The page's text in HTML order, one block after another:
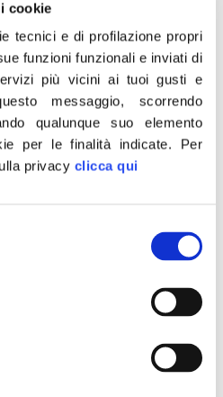
cookie
tecnici e di profilazione propri
funzioni funzionali e inviati di
più vicini ai tuoi gusti e
messaggio, scorrendo
qualunque suo elemento
per le finalità indicate. Per
privacy clicca qui
incendi e
assessori regionali
Saccardi per porre
del sottobosco della
situazione che ho
montagna pistoiese. Un video
lancia l’allarme
incendi e